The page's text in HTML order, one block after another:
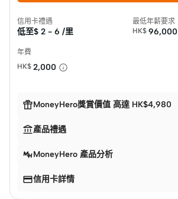
信用卡禮遇
低至$ 2 - 6 /里
最低年薪要求
HK$ 96,000
年費
HK$ 2,000
MoneyHero獎賞價值 高達 HK$4,980
產品禮遇
MoneyHero 產品分析
信用卡詳情